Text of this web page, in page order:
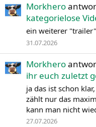
Morkhero
kategorielose
ein weiterer "trailer"
31.07.2026
Morkhero
ihr euch zuletzt
ja das ist schon
zählt nur das
kann man nicht
27.07.2026